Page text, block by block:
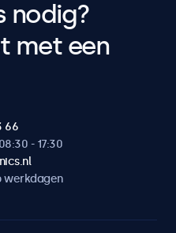
nodig?
met een
66
- 17:30
werkdagen